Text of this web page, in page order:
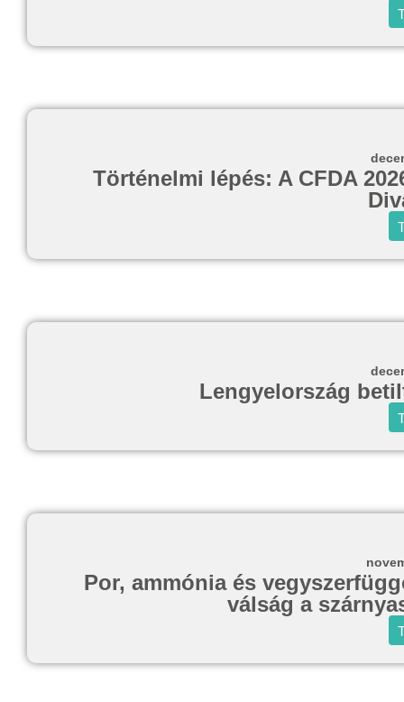
Történelmi lépés: A CFDA
Lengyelország
Por, ammónia és
válság a